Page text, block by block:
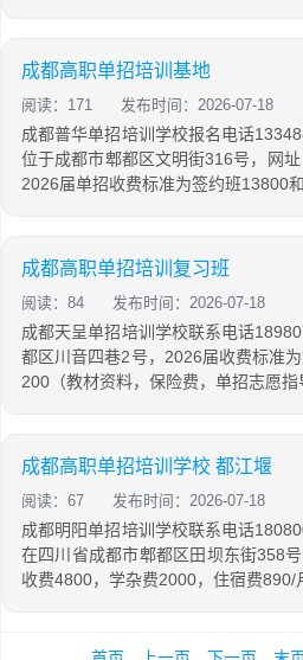
成都高职单招培训基地
阅读：171 发布时间：2026-07-18
成都普华单招培训学校报名电话
位于成都市郫都区文明街316号，网址
2026届单招收费标准为签约班13800
成都高职单招培训复习班
阅读：84 发布时间：2026-07-18
成都天呈单招培训学校联系电话
都区川音四巷2号，2026届收费标准
200（教材资料，保险费，单招志愿指
成都高职单招培训学校 都江堰
阅读：67 发布时间：2026-07-18
成都明阳单招培训学校联系电话
在四川省成都市郫都区田坝东街358
收费4800，学杂费2000，住宿费890/